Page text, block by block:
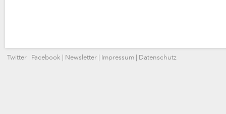
Twitter Facebook Newsletter Impressum Datenschutz